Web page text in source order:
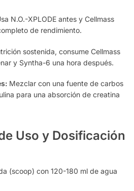
N.O.-XPLODE antes y Cellmass
de rendimiento.
sostenida, consume Cellmass
y Syntha-6 una hora después.
Mezclar con una fuente de carbos
para una absorción de creatina
Uso y Dosificación
(scoop) con 120-180 ml de agua